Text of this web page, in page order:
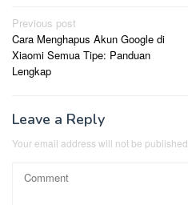
Post
navigation
Previous post
Cara Menghapus Akun Google di
Xiaomi Semua Tipe: Panduan
Lengkap
Leave a Reply
Your email address will not be published.